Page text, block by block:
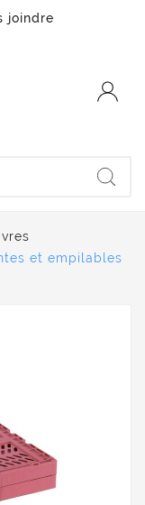
joindre
et empilables